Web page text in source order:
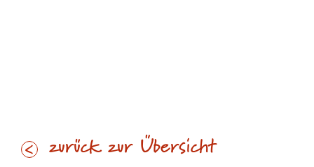
zurück zur Übersicht